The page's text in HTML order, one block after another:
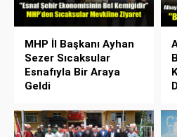
MHP İl Başkanı Ayhan
Sezer Sıcaksular
Esnafıyla Bir Araya
Geldi